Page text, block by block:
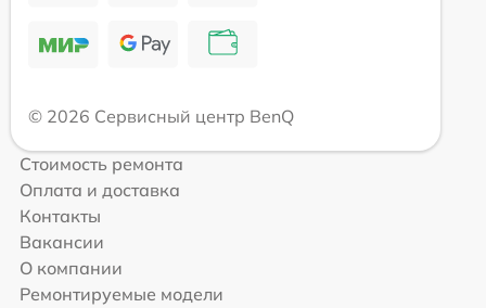
© 2026 Сервисный центр BenQ
Стоимость ремонта
Оплата и доставка
Контакты
Вакансии
О компании
Ремонтируемые модели